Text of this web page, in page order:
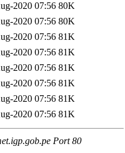
2020 07:56 80K
2020 07:56 80K
2020 07:56 81K
2020 07:56 81K
2020 07:56 81K
2020 07:56 81K
2020 07:56 81K
2020 07:56 81K
Port 80